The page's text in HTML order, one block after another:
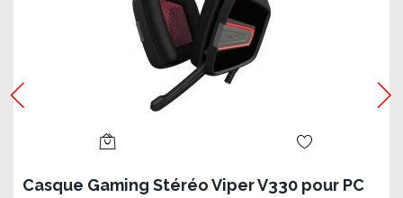
Casque Gaming Stéréo Viper V330 pour PC